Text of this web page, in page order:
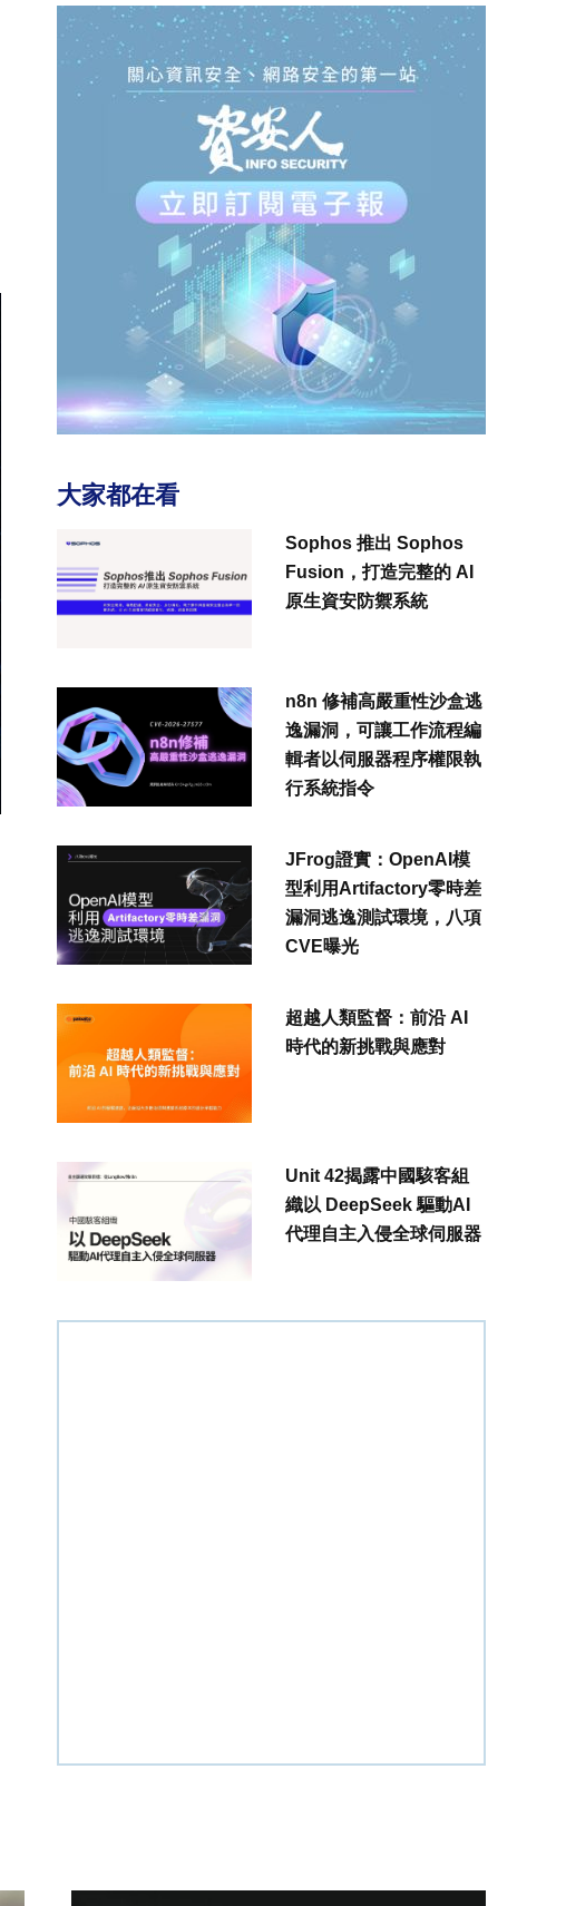
大家都在看
Sophos 推出 Sophos
Fusion，打造完整的 AI
原生資安防禦系統
n8n 修補高嚴重性沙盒逃
逸漏洞，可讓工作流程編
輯者以伺服器程序權限執
行系統指令
JFrog證實：OpenAI模
型利用Artifactory零時差
漏洞逃逸測試環境，八項
CVE曝光
超越人類監督：前沿 AI
時代的新挑戰與應對
Unit 42揭露中國駭客組
織以 DeepSeek 驅動AI
代理自主入侵全球伺服器